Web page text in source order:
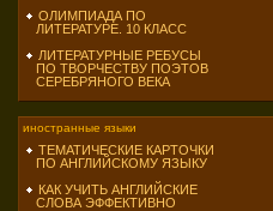
ОЛИМПИАДА ПО
ЛИТЕРАТУРЕ. 10 КЛАСС
ЛИТЕРАТУРНЫЕ РЕБУСЫ
ПО ТВОРЧЕСТВУ ПОЭТОВ
СЕРЕБРЯНОГО ВЕКА
иностранные языки
ТЕМАТИЧЕСКИЕ КАРТОЧКИ
ПО АНГЛИЙСКОМУ ЯЗЫКУ
КАК УЧИТЬ АНГЛИЙСКИЕ
СЛОВА ЭФФЕКТИВНО